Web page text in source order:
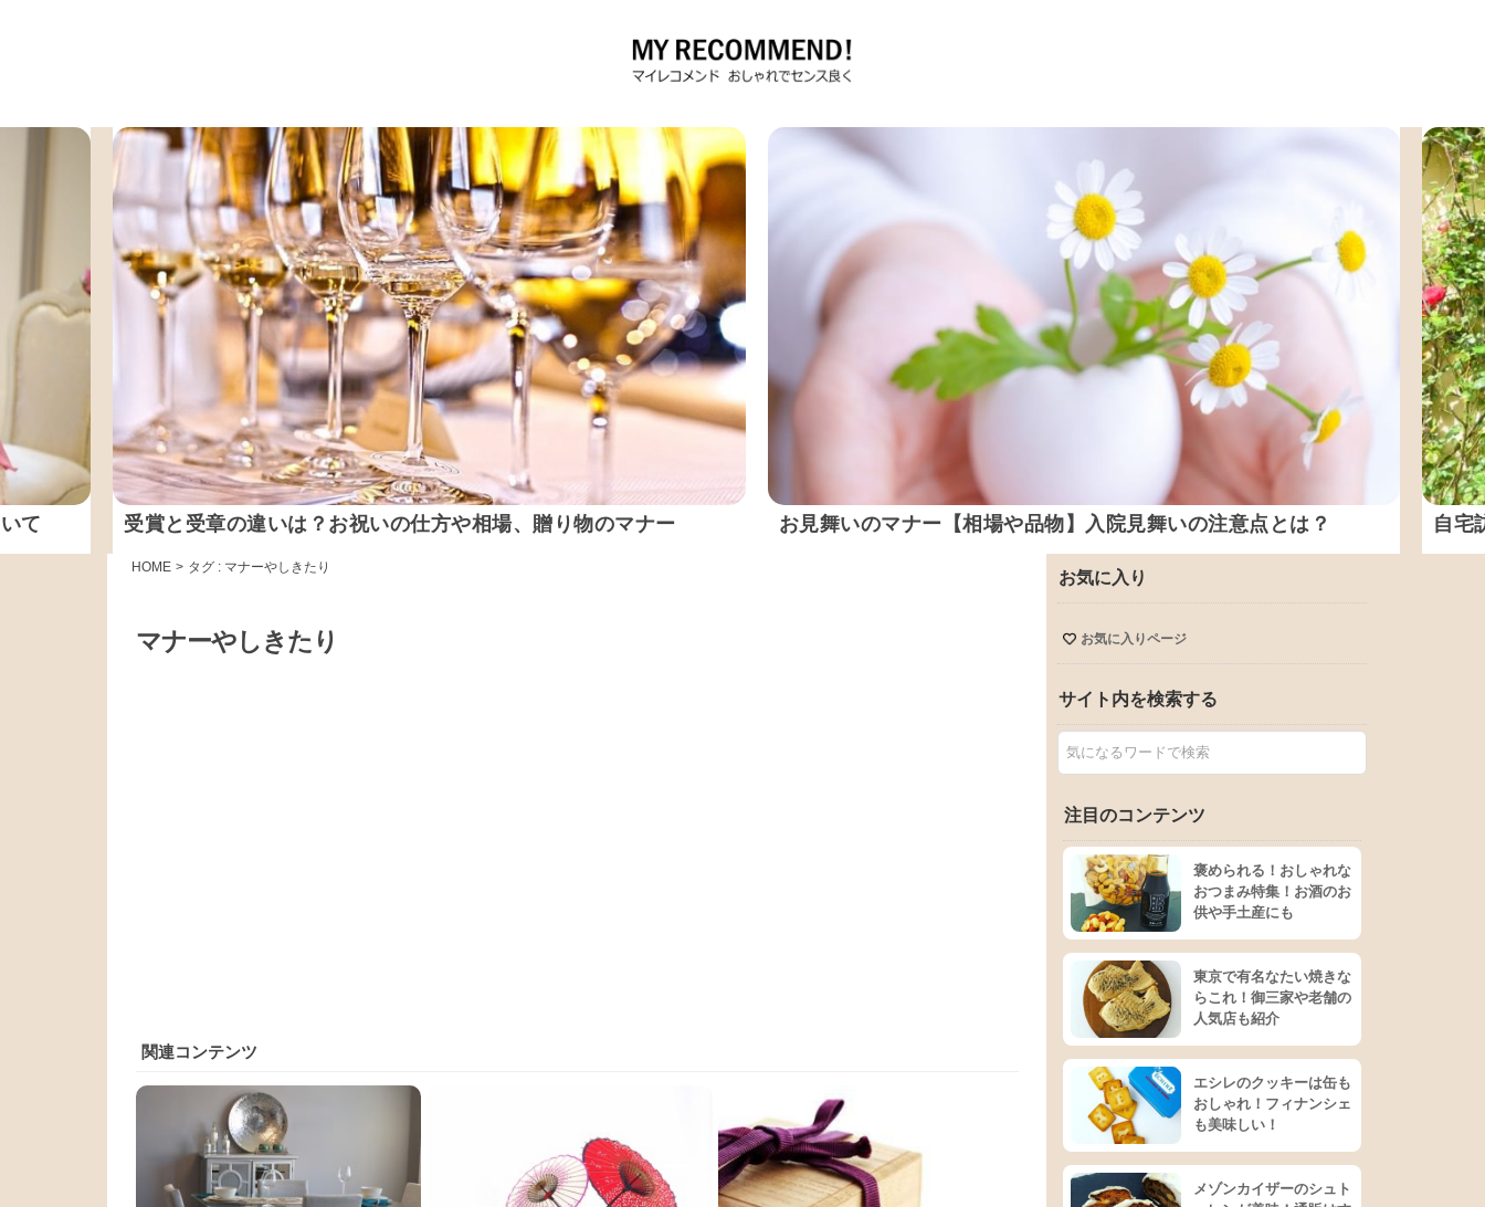
て 受賞と受章の違いは？お祝いの仕方や相場、贈り物のマナー お見舞いのマナー【相場や品物】入院見舞いの注意点とは？ 自宅
HOME > タグ : マナーやしきたり
マナーやしきたり
関連コンテンツ
お気に入り
お気に入りページ
サイト内を検索する
注目のコンテンツ
褒められる！おしゃれな
おつまみ特集！お酒のお
供や手土産にも
東京で有名なたい焼きな
らこれ！御三家や老舗の
人気店も紹介
エシレのクッキーは缶も
おしゃれ！フィナンシェ
も美味しい！
メゾンカイザーのシュト